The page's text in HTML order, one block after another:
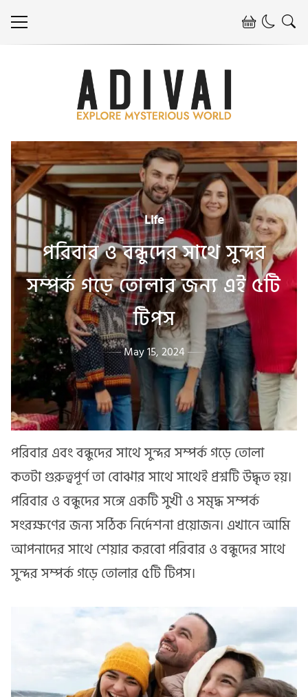
Life
পরিবার ও বন্ধুদের সাথে সুন্দর
সম্পর্ক গড়ে তোলার জন্য এই ৫টি
টিপস
May 15, 2024
পরিবার এবং বন্ধুদের সাথে সুন্দর সম্পর্ক গড়ে তোলা
কতটা গুরুত্বপূর্ণ তা বোঝার সাথে সাথেই প্রশ্নটি উদ্ধৃত হয়।
পরিবার ও বন্ধুদের সঙ্গে একটি সুখী ও সমৃদ্ধ সম্পর্ক
সংরক্ষণের জন্য সঠিক নির্দেশনা প্রয়োজন। এখানে আমি
আপনাদের সাথে শেয়ার করবো পরিবার ও বন্ধুদের সাথে
সুন্দর সম্পর্ক গড়ে তোলার ৫টি টিপস।